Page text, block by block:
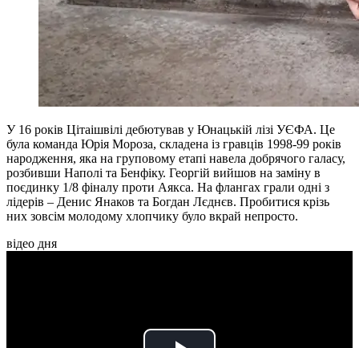
У 16 років Цітаішвілі дебютував у Юнацькій лізі УЄФА. Це
була команда Юрія Мороза, складена із гравців 1998-99 років
народження, яка на груповому етапі навела добрячого галасу,
розбивши Наполі та Бенфіку. Георгій вийшов на заміну в
поєдинку 1/8 фіналу проти Аякса. На флангах грали одні з
лідерів – Денис Янаков та Богдан Лєднєв. Пробитися крізь
них зовсім молодому хлопчику було вкрай непросто.
відео дня